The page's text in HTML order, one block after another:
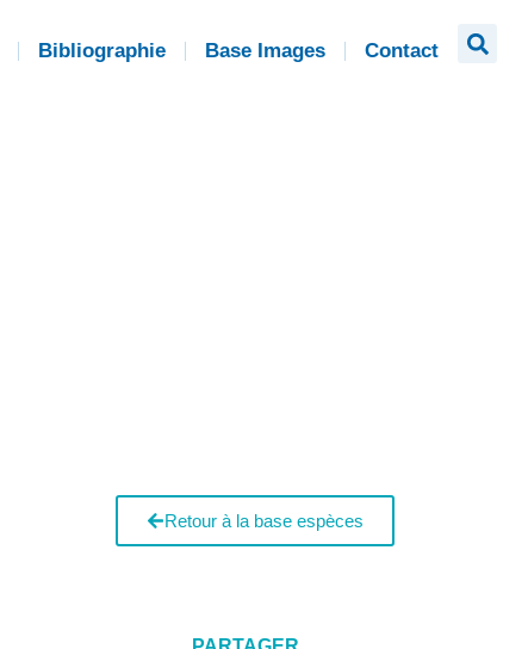
Bibliographie Base Images Contact
Retour à la base espèces